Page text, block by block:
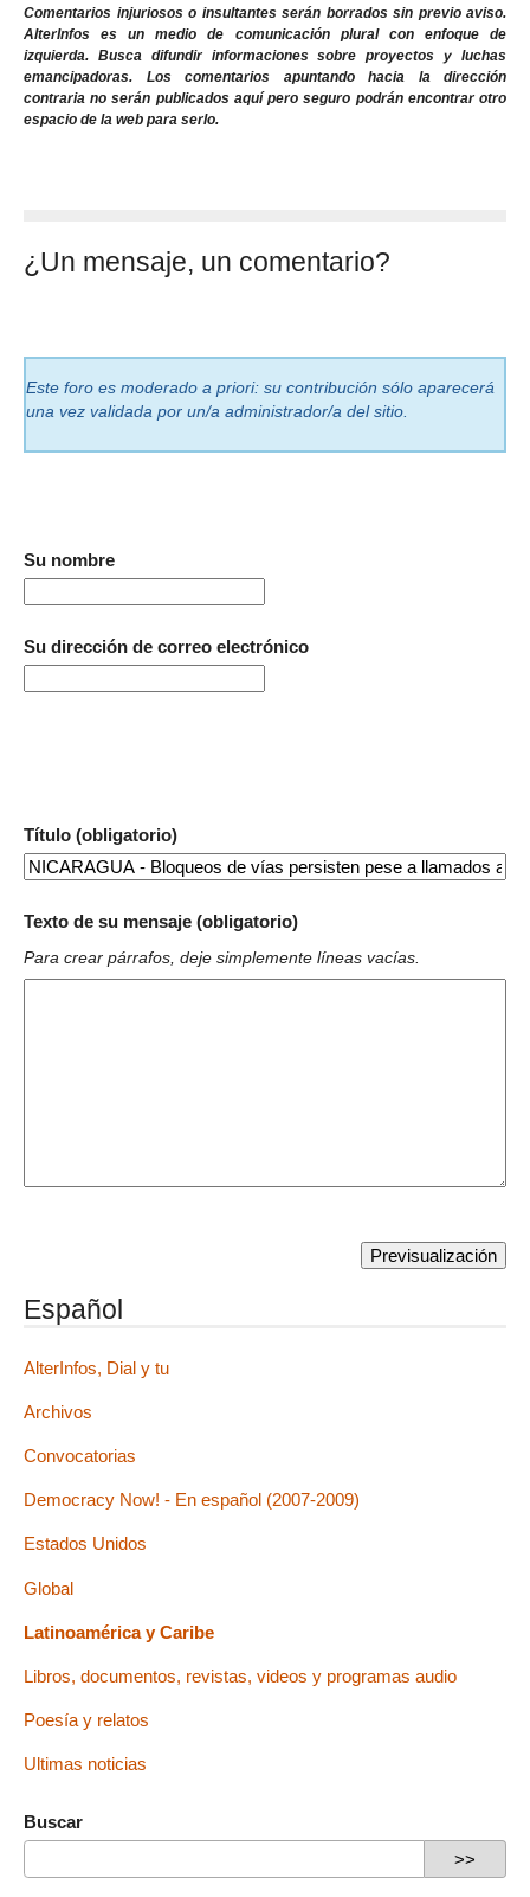
Comentarios injuriosos o insultantes serán borrados sin previo aviso.
AlterInfos es un medio de comunicación plural con enfoque de
izquierda. Busca difundir informaciones sobre proyectos y luchas
emancipadoras. Los comentarios apuntando hacia la dirección
contraria no serán publicados aquí pero seguro podrán encontrar otro
espacio de la web para serlo.
¿Un mensaje, un comentario?
Este foro es moderado a priori: su contribución sólo aparecerá
una vez validada por un/a administrador/a del sitio.
Su nombre
Su dirección de correo electrónico
Título (obligatorio)
Texto de su mensaje (obligatorio)
Para crear párrafos, deje simplemente líneas vacías.
Español
AlterInfos, Dial y tu
Archivos
Convocatorias
Democracy Now! - En español (2007-2009)
Estados Unidos
Global
Latinoamérica y Caribe
Libros, documentos, revistas, videos y programas audio
Poesía y relatos
Ultimas noticias
Buscar